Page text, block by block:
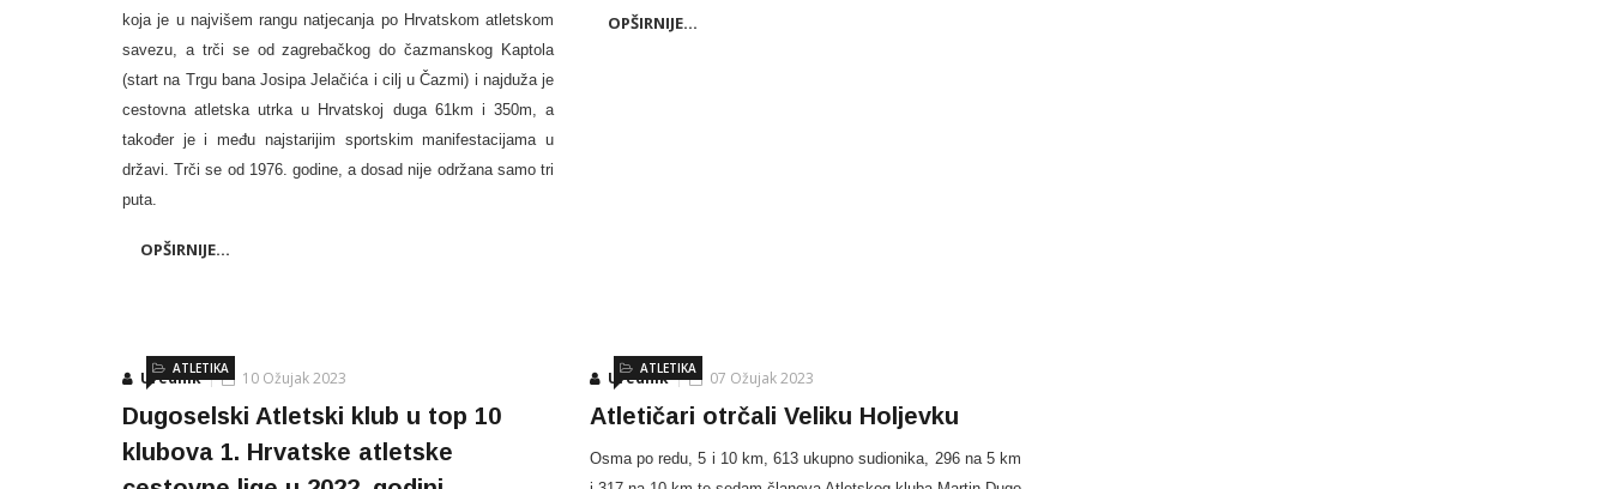
koja je u najvišem rangu natjecanja po Hrvatskom atletskom
savezu, a trči se od zagrebačkog do čazmanskog Kaptola
(start na Trgu bana Josipa Jelačića i cilj u Čazmi) i najduža je
cestovna atletska utrka u Hrvatskoj duga 61km i 350m, a
također je i među najstarijim sportskim manifestacijama u
državi. Trči se od 1976. godine, a dosad nije održana samo tri
puta.
OPŠIRNIJE...
OPŠIRNIJE...
UrednikATLETIKA 10 Ožujak 2023
Dugoselski Atletski klub u top 10
klubova 1. Hrvatske atletske
UrednikATLETIKA 07 Ožujak 2023
Atletičari otrčali Veliku Holjevku
Osma po redu, 5 i 10 km, 613 ukupno sudionika, 296 na 5 km